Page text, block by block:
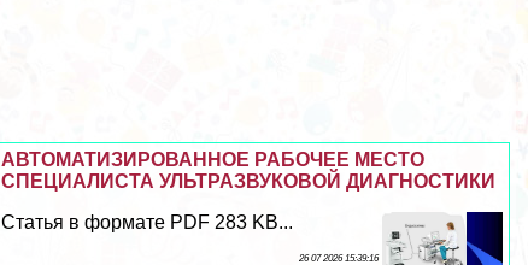
АВТОМАТИЗИРОВАННОЕ РАБОЧЕЕ МЕСТО
СПЕЦИАЛИСТА УЛЬТРАЗВУКОВОЙ ДИАГНОСТИКИ
Статья в формате PDF 283 KB...
26 07 2026 15:39:16